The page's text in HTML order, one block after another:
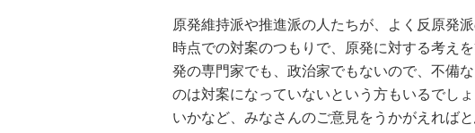
原発維持派や推進派の人たちが、よく反原発
時点での対案のつもりで、原発に対する考え
発の専門家でも、政治家でもないので、不備
のは対案になっていないという方もいるでし
いかなど、みなさんのご意見をうかがえればと